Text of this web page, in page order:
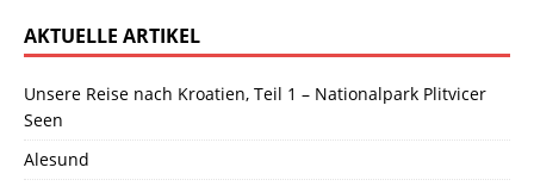
AKTUELLE ARTIKEL
Unsere Reise nach Kroatien, Teil 1 – Nationalpark Plitvicer
Seen
Alesund